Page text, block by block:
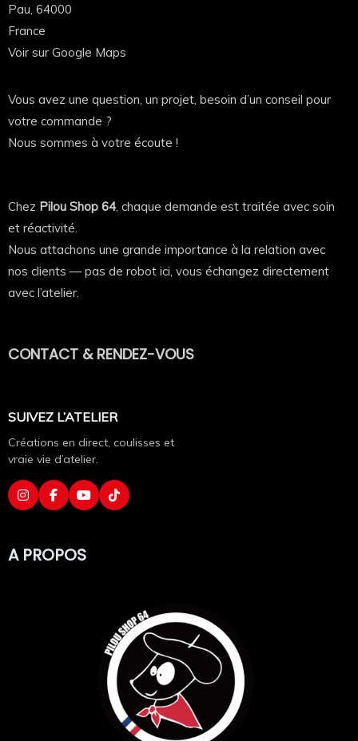
✔ Qualité pro comme à l’atelier
✔ Résistant dans le temps
✔ Confort au quotidien
👉 En clair : un sweat qui te représente vraiment… et
qui se remarque direct.
Les textes, photographies, vidéos, illustrations, créations
graphiques et descriptions présents sur cette fiche produit
constituent des œuvres originales protégées par le Code de
Toute reproduction, extraction, adaptation, diffusion ou
de recherche et plateformes concernées, ainsi que des actions
prévues par la législation en vigueur.
Pau, 64000
France
Voir sur Google Maps
Vous avez une question, un projet, besoin d’un conseil pour
votre commande ?
Nous sommes à votre écoute !
Chez Pilou Shop 64, chaque demande est traitée avec soin
et réactivité.
Nous attachons une grande importance à la relation avec
nos clients — pas de robot ici, vous échangez directement
avec l’atelier.
CONTACT & RENDEZ-VOUS
SUIVEZ L’ATELIER
Créations en direct, coulisses et
vraie vie d’atelier.
A PROPOS